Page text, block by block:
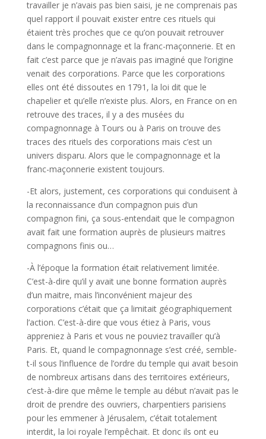
travailler je n’avais pas bien saisi, je ne comprenais pas
quel rapport il pouvait exister entre ces rituels qui
étaient très proches que ce qu’on pouvait retrouver
dans le compagnonnage et la franc-maçonnerie. Et en
fait c’est parce que je n’avais pas imaginé que l’origine
venait des corporations. Parce que les corporations
elles ont été dissoutes en 1791, la loi dit que le
chapelier et qu’elle n’existe plus. Alors, en France on en
retrouve des traces, il y a des musées du
compagnonnage à Tours ou à Paris on trouve des
traces des rituels des corporations mais c’est un
univers disparu. Alors que le compagnonnage et la
franc-maçonnerie existent toujours.
-Et alors, justement, ces corporations qui conduisent à
la reconnaissance d’un compagnon puis d’un
compagnon fini, ça sous-entendait que le compagnon
avait fait une formation auprès de plusieurs maitres
compagnons finis ou…
-À l’époque la formation était relativement limitée.
C’est-à-dire qu’il y avait une bonne formation auprès
d’un maitre, mais l’inconvénient majeur des
corporations c’était que ça limitait géographiquement
l’action. C’est-à-dire que vous étiez à Paris, vous
appreniez à Paris et vous ne pouviez travailler qu’à
Paris. Et, quand le compagnonnage s’est créé, semble-
t-il sous l’influence de l’ordre du temple qui avait besoin
de nombreux artisans dans des territoires extérieurs,
c’est-à-dire que même le temple au début n’avait pas le
droit de prendre des ouvriers, charpentiers parisiens
pour les emmener à Jérusalem, c’était totalement
interdit, la loi royale l’empêchait. Et donc ils ont eu